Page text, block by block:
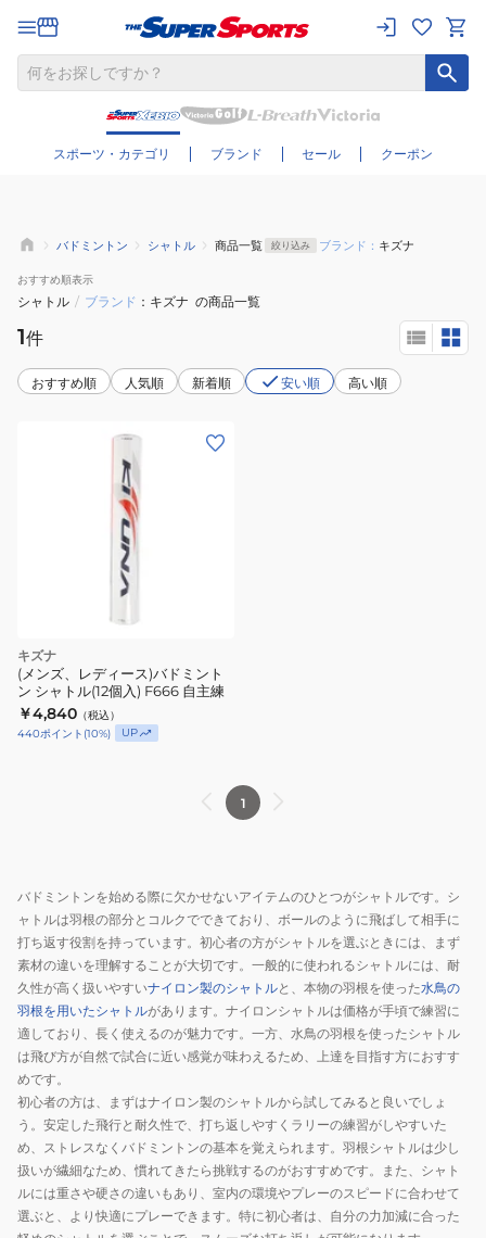
スポーツ・カテゴリ ブランド セール クーポン
さらに絞り込む
バドミントン シャトル 商品一覧 絞り込み ブランド： キズナ
おすすめ順表示
シャトル / ブランド キズナ の商品一覧
1件
おすすめ順 人気順 新着順 安い順 高い順
キズナ
(メンズ、レディース)バドミント
ン シャトル(12個入) F666 自主練
￥4,840 （税込）
440ポイント (10%) UP
1
バドミントンを始める際に欠かせないアイテムのひとつがシャトルです。シ
ャトルは羽根の部分とコルクでできており、ボールのように飛ばして相手に
打ち返す役割を持っています。初心者の方がシャトルを選ぶときには、まず
素材の違いを理解することが大切です。一般的に使われるシャトルには、耐
久性が高く扱いやすいナイロン製のシャトルと、本物の羽根を使った水鳥の
羽根を用いたシャトルがあります。ナイロンシャトルは価格が手頃で練習に
適しており、長く使えるのが魅力です。一方、水鳥の羽根を使ったシャトル
は飛び方が自然で試合に近い感覚が味わえるため、上達を目指す方におすす
めです。
初心者の方は、まずはナイロン製のシャトルから試してみると良いでしょ
う。安定した飛行と耐久性で、打ち返しやすくラリーの練習がしやすいた
め、ストレスなくバドミントンの基本を覚えられます。羽根シャトルは少し
扱いが繊細なため、慣れてきたら挑戦するのがおすすめです。また、シャト
ルには重さや硬さの違いもあり、室内の環境やプレーのスピードに合わせて
選ぶと、より快適にプレーできます。特に初心者は、自分の力加減に合った